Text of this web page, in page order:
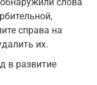
справа на
их.
в развитие